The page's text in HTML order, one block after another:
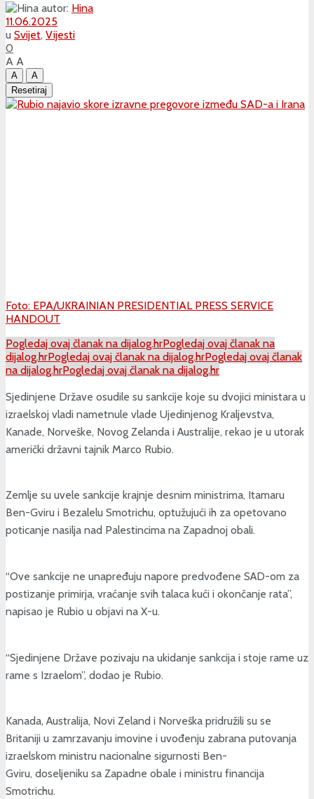
autor: Hina
11.06.2025
u Svijet, Vijesti
0
A A
A
A
Resetiraj
Foto: EPA/UKRAINIAN PRESIDENTIAL PRESS SERVICE
HANDOUT
Pogledaj ovaj članak na dijalog.hrPogledaj ovaj članak na
dijalog.hrPogledaj ovaj članak na dijalog.hrPogledaj ovaj članak
na dijalog.hrPogledaj ovaj članak na dijalog.hr
Sjedinjene Države osudile su sankcije koje su dvojici ministara u
izraelskoj vladi nametnule vlade Ujedinjenog Kraljevstva,
Kanade, Norveške, Novog Zelanda i Australije, rekao je u utorak
američki državni tajnik Marco Rubio.
Zemlje su uvele sankcije krajnje desnim ministrima, Itamaru
Ben-Gviru i Bezalelu Smotrichu, optužujući ih za opetovano
poticanje nasilja nad Palestincima na Zapadnoj obali.
“Ove sankcije ne unapređuju napore predvođene SAD-om za
postizanje primirja, vraćanje svih talaca kući i okončanje rata”,
napisao je Rubio u objavi na X-u.
“Sjedinjene Države pozivaju na ukidanje sankcija i stoje rame uz
rame s Izraelom”, dodao je Rubio.
Kanada, Australija, Novi Zeland i Norveška pridružili su se
Britaniji u zamrzavanju imovine i uvođenju zabrana putovanja
izraelskom ministru nacionalne sigurnosti Ben-
Gviru, doseljeniku sa Zapadne obale i ministru financija
Smotrichu.